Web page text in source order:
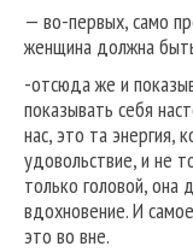
— во-первых, само
женщина должна
-отсюда же и
показывать себя
нас, это та энергия,
удовольствие, и не
только головой, она
вдохновение. И
это во вне.